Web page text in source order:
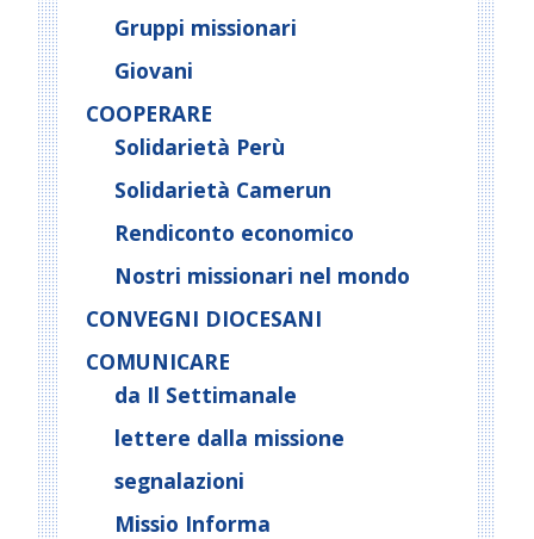
Gruppi missionari
Giovani
COOPERARE
Solidarietà Perù
Solidarietà Camerun
Rendiconto economico
Nostri missionari nel mondo
CONVEGNI DIOCESANI
COMUNICARE
da Il Settimanale
lettere dalla missione
segnalazioni
Missio Informa